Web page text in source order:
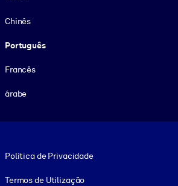
Chinês
Português
Francês
árabe
Política de Privacidade
Termos de Utilização